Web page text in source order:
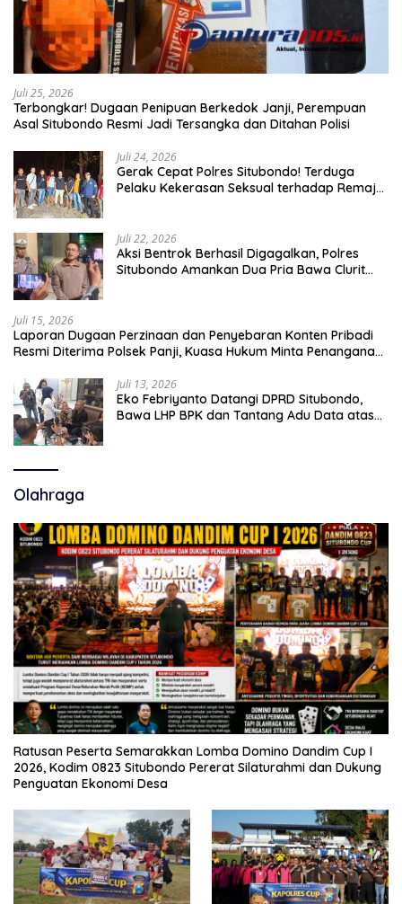
Juli 25, 2026
Terbongkar! Dugaan Penipuan Berkedok Janji, Perempuan
Asal Situbondo Resmi Jadi Tersangka dan Ditahan Polisi
Juli 24, 2026
Gerak Cepat Polres Situbondo! Terduga
Pelaku Kekerasan Seksual terhadap Remaja
Juli 22, 2026
Aksi Bentrok Berhasil Digagalkan, Polres
Situbondo Amankan Dua Pria Bawa Clurit
Juli 15, 2026
Laporan Dugaan Perzinaan dan Penyebaran Konten Pribadi
Resmi Diterima Polsek Panji, Kuasa Hukum Minta Penanganan
Juli 13, 2026
Eko Febriyanto Datangi DPRD Situbondo,
Bawa LHP BPK dan Tantang Adu Data atas
Olahraga
Ratusan Peserta Semarakkan Lomba Domino Dandim Cup I
2026, Kodim 0823 Situbondo Pererat Silaturahmi dan Dukung
Penguatan Ekonomi Desa